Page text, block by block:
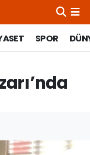
SPOR
Haritası
ve Fikstür